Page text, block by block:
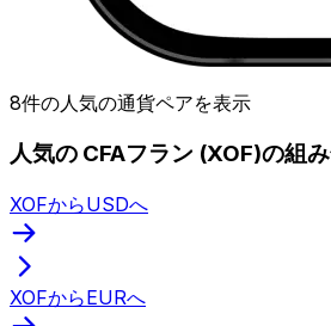
8件の人気の通貨ペアを表示
人気の CFAフラン (XOF)の組
XOFからUSDへ
XOFからEURへ